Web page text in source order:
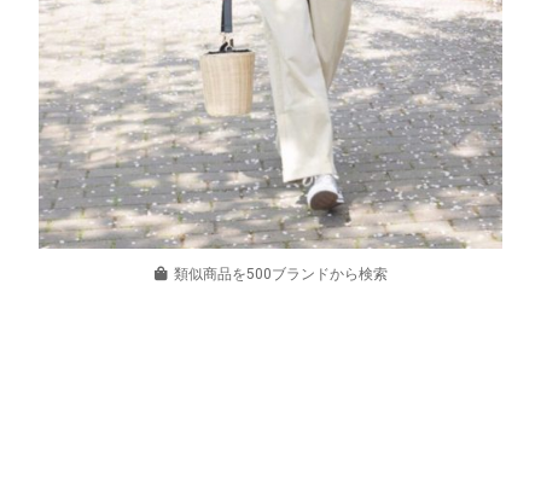
類似商品を500ブランドから検索